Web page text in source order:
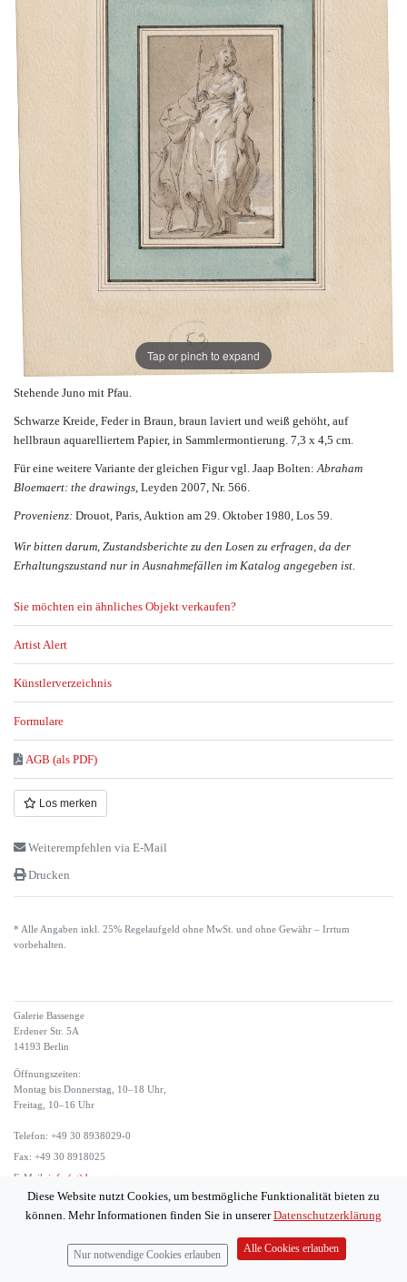
Tap or pinch to expand
Stehende Juno mit Pfau.
Schwarze Kreide, Feder in Braun, braun laviert und weiß gehöht, auf
hellbraun aquarelliertem Papier, in Sammlermontierung. 7,3 x 4,5 cm.
Für eine weitere Variante der gleichen Figur vgl. Jaap Bolten: Abraham
Bloemaert: the drawings , Leyden 2007, Nr. 566.
Provenienz: Drouot, Paris, Auktion am 29. Oktober 1980, Los 59.
Wir bitten darum, Zustandsberichte zu den Losen zu erfragen, da der
Erhaltungszustand nur in Ausnahmefällen im Katalog angegeben ist.
Sie möchten ein ähnliches Objekt verkaufen?
Artist Alert
Künstlerverzeichnis
Formulare
AGB (als PDF)
Los merken
Weiterempfehlen via E-Mail
Drucken
* Alle Angaben inkl. 25% Regelaufgeld ohne MwSt. und ohne Gewähr – Irrtum
vorbehalten.
Galerie Bassenge
Erdener Str. 5A
14193 Berlin
Öffnungszeiten:
Montag bis Donnerstag, 10–18 Uhr,
Freitag, 10–16 Uhr
Telefon: +49 30 8938029-0
Fax: +49 30 8918025
E-Mail: info (at) bassenge.com
Diese Website nutzt Cookies, um bestmögliche Funktionalität bieten zu
können. Mehr Informationen finden Sie in unsererDatenschutzerklärung
Nur notwendige Cookies erlauben
Alle Cookies erlauben